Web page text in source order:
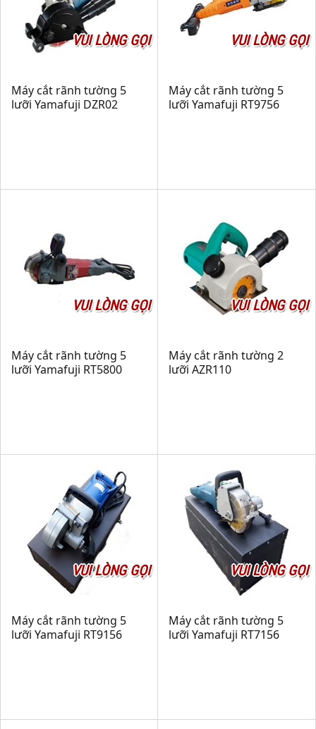
VUI LÒNG GỌI
Máy cắt rãnh tường 5
lưỡi Yamafuji DZR02
VUI LÒNG GỌI
Máy cắt rãnh tường 5
lưỡi Yamafuji RT9756
VUI LÒNG GỌI
Máy cắt rãnh tường 5
lưỡi Yamafuji RT5800
VUI LÒNG GỌI
Máy cắt rãnh tường 2
lưỡi AZR110
VUI LÒNG GỌI
Máy cắt rãnh tường 5
lưỡi Yamafuji RT9156
VUI LÒNG GỌI
Máy cắt rãnh tường 5
lưỡi Yamafuji RT7156